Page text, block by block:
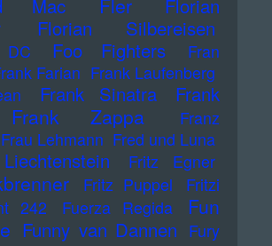
Mac
Fler
Florian
Florian Silbereisen
DC Foo Fighters
Fran
Farian Frank Laufenberg
Frank Sinatra
Frank
Frank Zappa
Franz
Frau Lehmann Fred und Luna
Fritz Egner
Fritz Puppel
Fritzi
242 Fuerza Regida
Fun
Funny van Dannen Fury